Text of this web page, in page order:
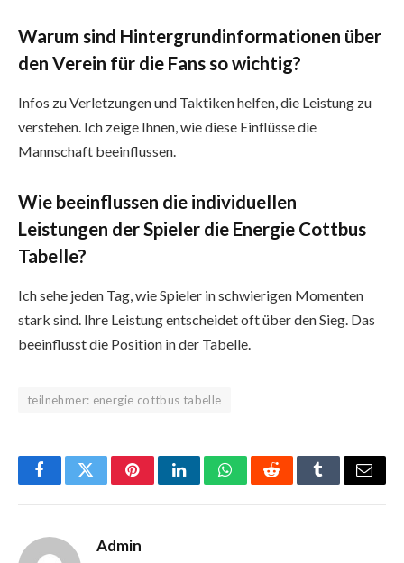
Warum sind Hintergrundinformationen über
den Verein für die Fans so wichtig?
Infos zu Verletzungen und Taktiken helfen, die Leistung zu
verstehen. Ich zeige Ihnen, wie diese Einflüsse die
Mannschaft beeinflussen.
Wie beeinflussen die individuellen
Leistungen der Spieler die Energie Cottbus
Tabelle?
Ich sehe jeden Tag, wie Spieler in schwierigen Momenten
stark sind. Ihre Leistung entscheidet oft über den Sieg. Das
beeinflusst die Position in der Tabelle.
teilnehmer: energie cottbus tabelle
FacebookTwitterPinterestLinkedInWhatsAppRedditTumblrEmail
Admin